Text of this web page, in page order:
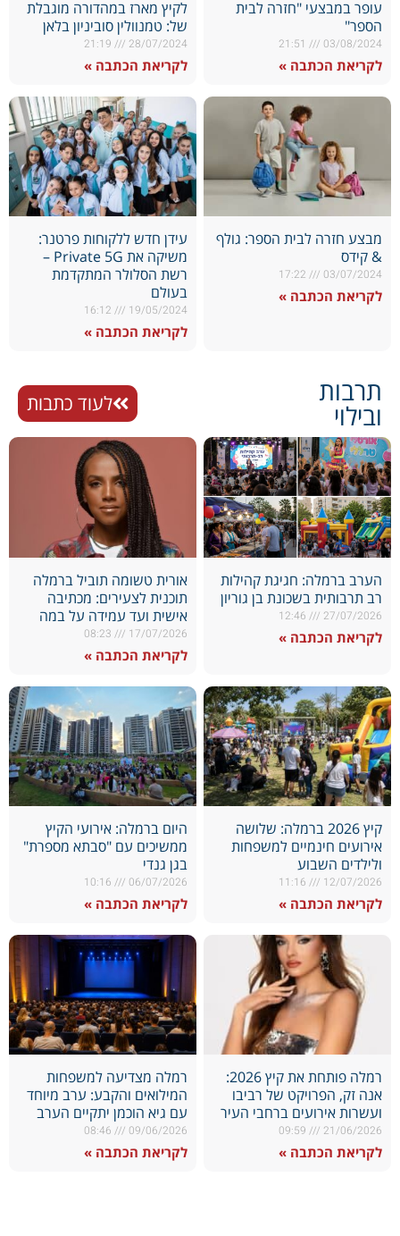
עופר במבצעי "חזרה לבית
הספר"
03/08/2024
לקריאת הכתבה »
לקיץ מארז במהדורה מוגבלת
של: טמנוולין סוביניון בלאן
28/07/2024
לקריאת הכתבה »
מבצע חזרה לבית הספר: גולף
& קידס
03/07/2024
לקריאת הכתבה »
עידן חדש ללקוחות פרטנר:
משיקה את Private 5G –
רשת הסלולר המתקדמת
בעולם
19/05/2024
לקריאת הכתבה »
תרבות
ובילוי לעוד כתבות
הערב ברמלה: חגיגת קהילות
רב תרבותית בשכונת בן גוריון
27/07/2026
לקריאת הכתבה »
אורית טשומה תוביל ברמלה
תוכנית לצעירים: מכתיבה
אישית ועד עמידה על במה
17/07/2026
לקריאת הכתבה »
קיץ 2026 ברמלה: שלושה
אירועים חינמיים למשפחות
ולילדים השבוע
12/07/2026
לקריאת הכתבה »
היום ברמלה: אירועי הקיץ
ממשיכים עם "סבתא מספרת"
בגן גנדי
06/07/2026
לקריאת הכתבה »
רמלה פותחת את קיץ 2026:
אנה זק, הפרויקט של רביבו
ועשרות אירועים ברחבי העיר
21/06/2026
לקריאת הכתבה »
רמלה מצדיעה למשפחות
המילואים והקבע: ערב מיוחד
עם גיא הוכמן יתקיים הערב
09/06/2026
לקריאת הכתבה »